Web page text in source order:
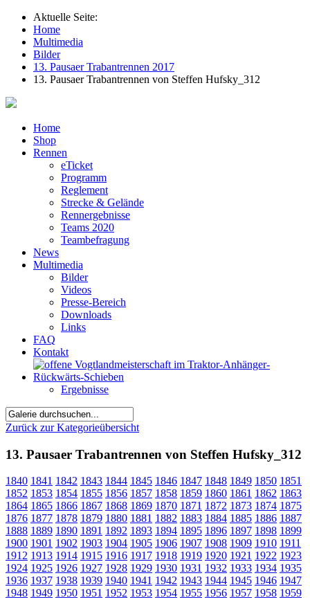
Aktuelle Seite:
Home
Multimedia
Bilder
13. Pausaer Trabantrennen 2017
13. Pausaer Trabantrennen von Steffen Hufsky_312
Home
Shop
Rennen
eTicket
Programm
Reglement
Strecke & Gelände
Rennergebnisse
Teams 2020
Teambefragung
News
Multimedia
Bilder
Videos
Presse-Bereich
Downloads
Links
FAQ
Kontakt
Ergebnisse
Zurück zur Kategorieübersicht
13. Pausaer Trabantrennen von Steffen Hufsky_312
1840 1841 1842 1843 1844 1845 1846 1847 1848 1849 1850 1851
1852 1853 1854 1855 1856 1857 1858 1859 1860 1861 1862 1863
1864 1865 1866 1867 1868 1869 1870 1871 1872 1873 1874 1875
1876 1877 1878 1879 1880 1881 1882 1883 1884 1885 1886 1887
1888 1889 1890 1891 1892 1893 1894 1895 1896 1897 1898 1899
1900 1901 1902 1903 1904 1905 1906 1907 1908 1909 1910 1911
1912 1913 1914 1915 1916 1917 1918 1919 1920 1921 1922 1923
1924 1925 1926 1927 1928 1929 1930 1931 1932 1933 1934 1935
1936 1937 1938 1939 1940 1941 1942 1943 1944 1945 1946 1947
1948 1949 1950 1951 1952 1953 1954 1955 1956 1957 1958 1959